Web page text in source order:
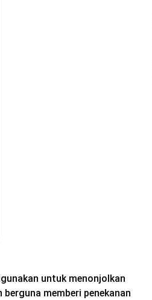
untuk menonjolkan
memberi penekanan